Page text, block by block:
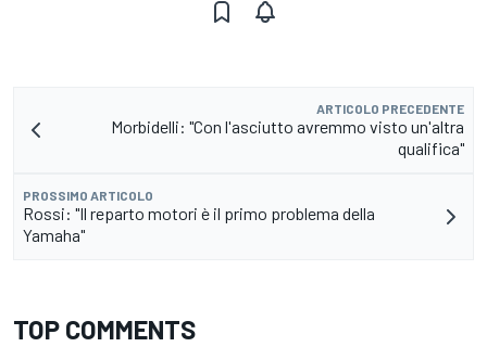
ARTICOLO PRECEDENTE
Morbidelli: "Con l'asciutto avremmo visto un'altra
qualifica"
PROSSIMO ARTICOLO
Rossi: "Il reparto motori è il primo problema della
Yamaha"
TOP COMMENTS